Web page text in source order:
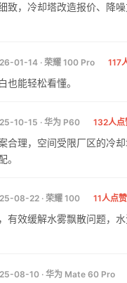
致，冷却塔改造报价、降
01-14 · 荣耀 100 Pro 117
也能轻松看懂。
10-15 · 华为 P60 132人点
合理，空间受限厂区的冷
。
08-22 · 荣耀 100 11人点赞
有效缓解水雾飘散问题，
08-10 · 华为 Mate 60 Pro